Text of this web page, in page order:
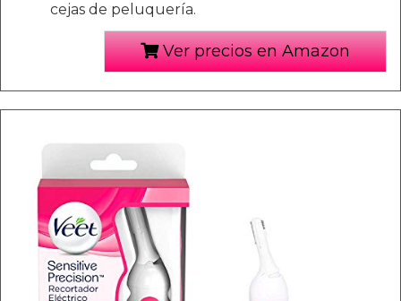
cejas de peluquería.
Ver precios en Amazon